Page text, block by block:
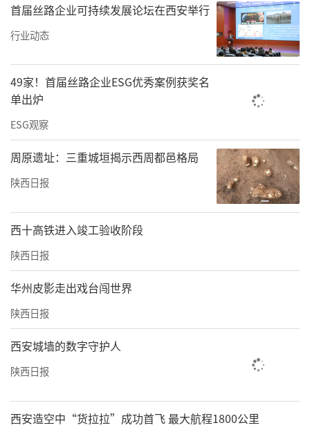
首届丝路企业可持续发展论坛在西安举行
行业动态
49家！首届丝路企业ESG优秀案例获奖名
单出炉
ESG观察
周原遗址：三重城垣揭示西周都邑格局
陕西日报
西十高铁进入竣工验收阶段
陕西日报
华州皮影走出戏台闯世界
陕西日报
西安城墙的数字守护人
陕西日报
西安造空中“货拉拉”成功首飞 最大航程1800公里